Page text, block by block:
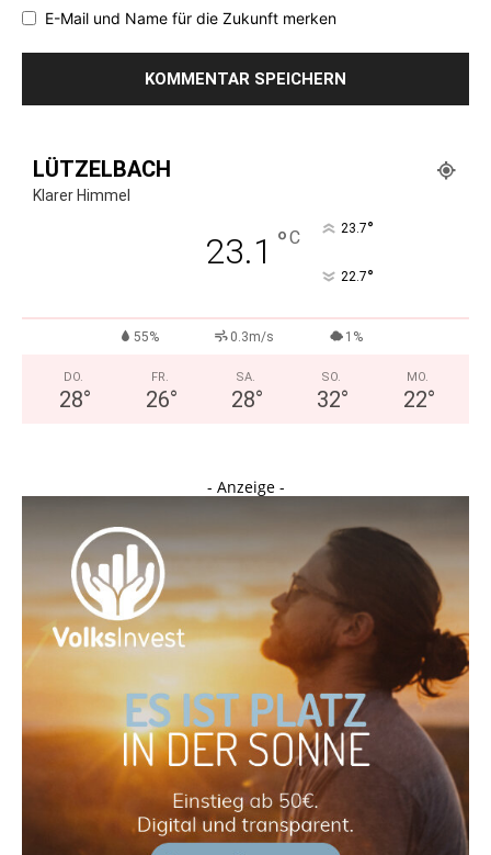
E-Mail und Name für die Zukunft merken
LÜTZELBACH
Klarer Himmel
23.1 °C 23.7°
22.7°
55% 0.3m/s 1%
DO.
28°
FR.
26°
SA.
28°
SO.
32°
MO.
22°
- Anzeige -